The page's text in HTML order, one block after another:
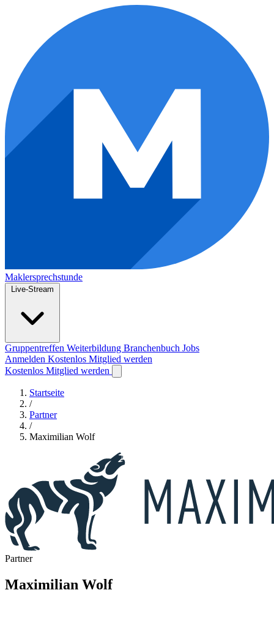
Maklersprechstunde
Live-Stream
Gruppentreffen Weiterbildung Branchenbuch Jobs
Anmelden Kostenlos Mitglied werden
Kostenlos Mitglied werden
Startseite
/
Partner
/
Maximilian Wolf
Partner
Maximilian Wolf